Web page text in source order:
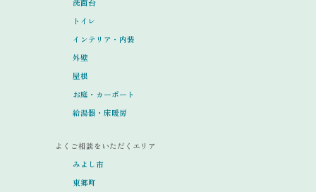
洗面台
トイレ
インテリア・内装
外壁
屋根
お庭・カーポート
給湯器・床暖房
よくご相談をいただくエリア
みよし市
東郷町